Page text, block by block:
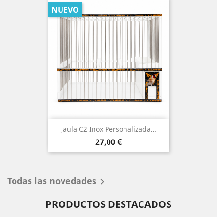
Jaula C2 Inox Personalizada...
Precio
27,00 €
NUEVO
Todas las novedades 
PRODUCTOS DESTACADOS